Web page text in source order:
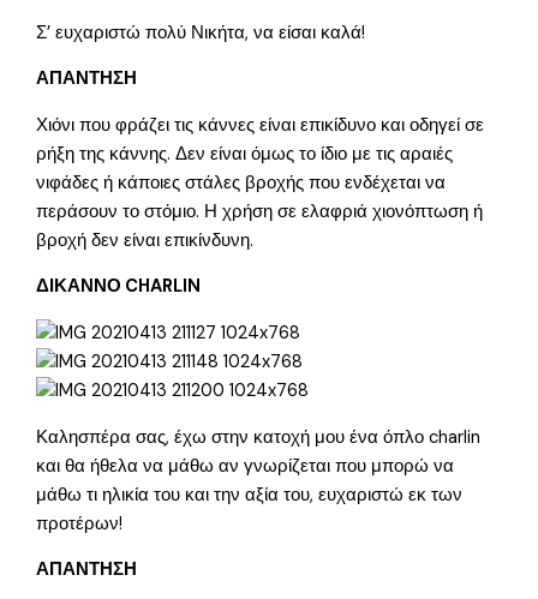
Σ’ ευχαριστώ πολύ Νικήτα, να είσαι καλά!
ΑΠΑΝΤΗΣΗ
Χιόνι που φράζει τις κάννες είναι επικίδυνο και οδηγεί σε
ρήξη της κάννης. Δεν είναι όμως το ίδιο με τις αραιές
νιφάδες ή κάποιες στάλες βροχής που ενδέχεται να
περάσουν το στόμιο. Η χρήση σε ελαφριά χιονόπτωση ή
βροχή δεν είναι επικίνδυνη.
ΔΙΚΑΝΝΟ CHARLIN
Καλησπέρα σας, έχω στην κατοχή μου ένα όπλο charlin
και θα ήθελα να μάθω αν γνωρίζεται που μπορώ να
μάθω τι ηλικία του και την αξία του, ευχαριστώ εκ των
προτέρων!
ΑΠΑΝΤΗΣΗ